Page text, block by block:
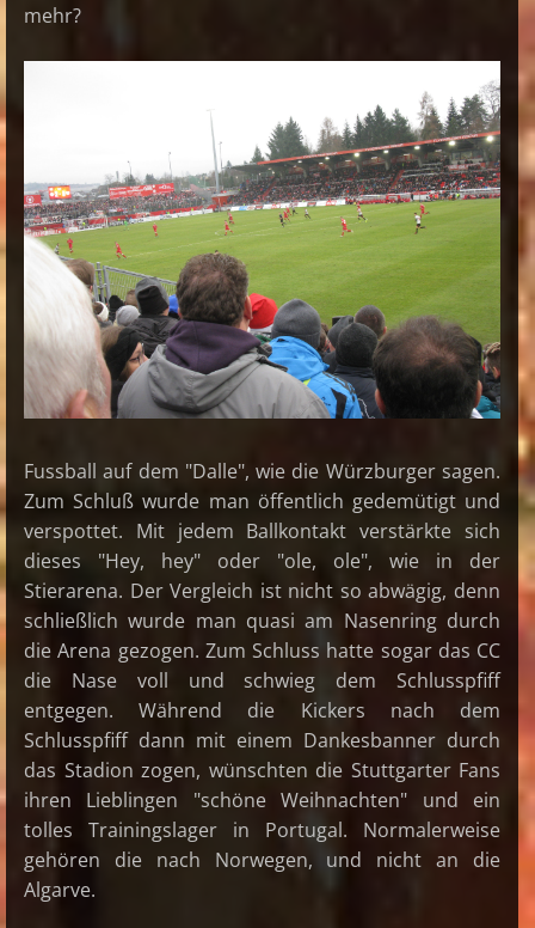
mehr?
Fussball auf dem "Dalle", wie die Würzburger sagen.
Zum Schluß wurde man öffentlich gedemütigt und
verspottet. Mit jedem Ballkontakt verstärkte sich
dieses "Hey, hey" oder "ole, ole", wie in der
Stierarena. Der Vergleich ist nicht so abwägig, denn
schließlich wurde man quasi am Nasenring durch
die Arena gezogen. Zum Schluss hatte sogar das CC
die Nase voll und schwieg dem Schlusspfiff
entgegen. Während die Kickers nach dem
Schlusspfiff dann mit einem Dankesbanner durch
das Stadion zogen, wünschten die Stuttgarter Fans
ihren Lieblingen "schöne Weihnachten" und ein
tolles Trainingslager in Portugal. Normalerweise
gehören die nach Norwegen, und nicht an die
Algarve.